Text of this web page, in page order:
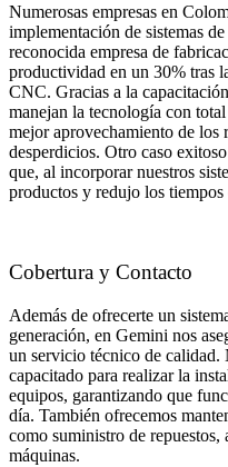
Numerosas empresas en
implementación de sistemas
reconocida empresa de
productividad en un 30% tras
CNC. Gracias a la
manejan la tecnología con
mejor aprovechamiento de los
desperdicios. Otro caso
que, al incorporar nuestros
productos y redujo los tiempos
Cobertura y Contacto
Además de ofrecerte un
generación, en Gemini nos
un servicio técnico de calidad.
capacitado para realizar la
equipos, garantizando que
día. También ofrecemos
como suministro de
máquinas.